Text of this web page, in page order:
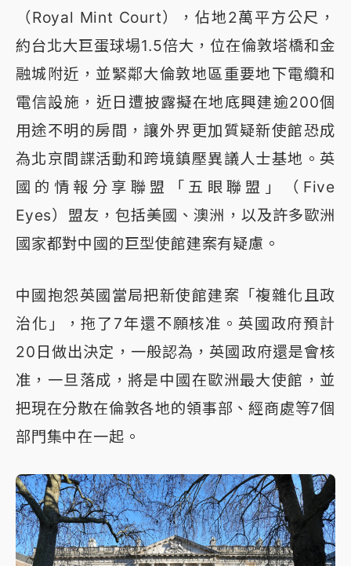
（Royal Mint Court），佔地2萬平方公尺，
約台北大巨蛋球場1.5倍大，位在倫敦塔橋和金
融城附近，並緊鄰大倫敦地區重要地下電纜和
電信設施，近日遭披露擬在地底興建逾200個
用途不明的房間，讓外界更加質疑新使館恐成
為北京間諜活動和跨境鎮壓異議人士基地。英
國的情報分享聯盟「五眼聯盟」（Five
Eyes）盟友，包括美國、澳洲，以及許多歐洲
國家都對中國的巨型使館建案有疑慮。
中國抱怨英國當局把新使館建案「複雜化且政
治化」，拖了7年還不願核准。英國政府預計
20日做出決定，一般認為，英國政府還是會核
准，一旦落成，將是中國在歐洲最大使館，並
把現在分散在倫敦各地的領事部、經商處等7個
部門集中在一起。